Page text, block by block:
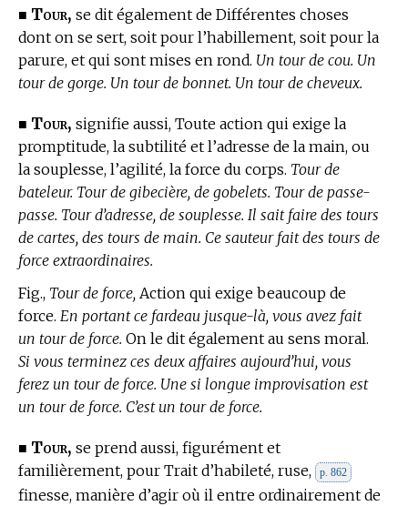
■ Tour, se dit également de Différentes choses
dont on se sert, soit pour l’habillement, soit pour la
parure, et qui sont mises en rond. Un tour de cou. Un
tour de gorge. Un tour de bonnet. Un tour de cheveux.
■ Tour, signifie aussi, Toute action qui exige la
promptitude, la subtilité et l’adresse de la main, ou
la souplesse, l’agilité, la force du corps. Tour de
bateleur. Tour de gibecière, de gobelets. Tour de passe-
passe. Tour d’adresse, de souplesse. Il sait faire des tours
de cartes, des tours de main. Ce sauteur fait des tours de
force extraordinaires.
Fig., Tour de force, Action qui exige beaucoup de
force. En portant ce fardeau jusque-là, vous avez fait
un tour de force. On le dit également au sens moral.
Si vous terminez ces deux affaires aujourd’hui, vous
ferez un tour de force. Une si longue improvisation est
un tour de force. C’est un tour de force.
■ Tour, se prend aussi, figurément et
familièrement, pour Trait d’habileté, ruse,
p. 862
finesse, manière d’agir où il entre ordinairement de